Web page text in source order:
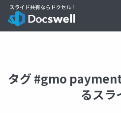
タグ #gmo
るスラ